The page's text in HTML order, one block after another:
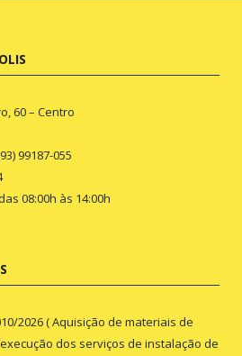
60 – Centro
99187-055
08:00h às 14:00h
2026 ( Aquisição de materiais de
dos serviços de instalação de